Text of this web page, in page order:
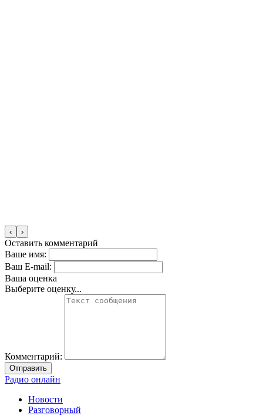
‹ ›
Оставить комментарий
Ваше имя:
Ваш E-mail:
Ваша оценка
Выберите оценку...
Комментарий:
Отправить
Радио онлайн
Новости
Разговорный